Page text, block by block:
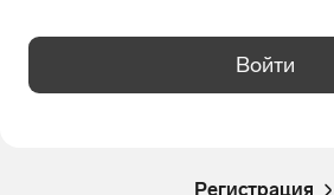
Войти
Регистрация